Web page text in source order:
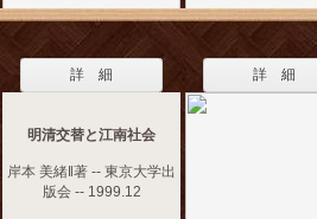
詳 細
明清交替と江南社会
岸本 美緒‖著 -- 東京大学出
版会 -- 1999.12
詳 細